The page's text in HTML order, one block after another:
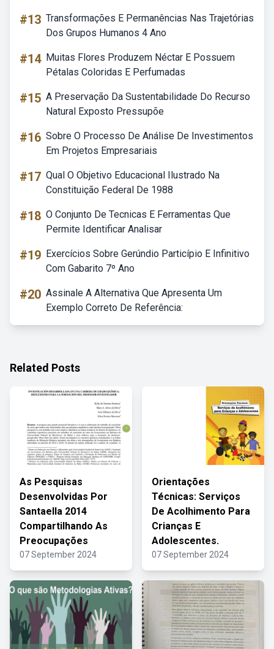
#13 Transformações E Permanências Nas Trajetórias
Dos Grupos Humanos 4 Ano
#14 Muitas Flores Produzem Néctar E Possuem
Pétalas Coloridas E Perfumadas
#15 A Preservação Da Sustentabilidade Do Recurso
Natural Exposto Pressupõe
#16 Sobre O Processo De Análise De Investimentos
Em Projetos Empresariais
#17 Qual O Objetivo Educacional Ilustrado Na
Constituição Federal De 1988
#18 O Conjunto De Tecnicas E Ferramentas Que
Permite Identificar Analisar
#19 Exercícios Sobre Gerúndio Particípio E Infinitivo
Com Gabarito 7º Ano
#20 Assinale A Alternativa Que Apresenta Um
Exemplo Correto De Referência:
Related Posts
As Pesquisas
Desenvolvidas Por
Santaella 2014
Compartilhando As
Preocupações
07 September 2024
Orientações
Técnicas: Serviços
De Acolhimento Para
Crianças E
Adolescentes.
07 September 2024